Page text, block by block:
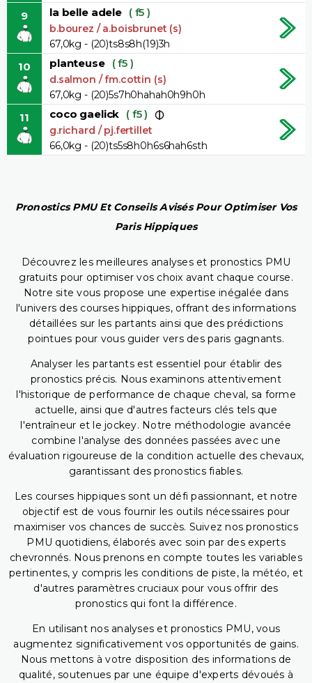
9 la belle adele ( f5 )
b.bourez / a.boisbrunet (s)
67,0kg - (20)ts8s8h(19)3h
10 planteuse ( f5 )
d.salmon / fm.cottin (s)
67,0kg - (20)5s7h0hahah0h9h0h
11 coco gaelick ( f5 )
g.richard / pj.fertillet
66,0kg - (20)ts5s8h0h6s6hah6sth
Pronostics PMU Et Conseils Avisés Pour Optimiser Vos
Paris Hippiques
Découvrez les meilleures analyses et pronostics PMU
gratuits pour optimiser vos choix avant chaque course.
Notre site vous propose une expertise inégalée dans
l'univers des courses hippiques, offrant des informations
détaillées sur les partants ainsi que des prédictions
pointues pour vous guider vers des paris gagnants.
Analyser les partants est essentiel pour établir des
pronostics précis. Nous examinons attentivement
l'historique de performance de chaque cheval, sa forme
actuelle, ainsi que d'autres facteurs clés tels que
l'entraîneur et le jockey. Notre méthodologie avancée
combine l'analyse des données passées avec une
évaluation rigoureuse de la condition actuelle des chevaux,
garantissant des pronostics fiables.
Les courses hippiques sont un défi passionnant, et notre
objectif est de vous fournir les outils nécessaires pour
maximiser vos chances de succès. Suivez nos pronostics
PMU quotidiens, élaborés avec soin par des experts
chevronnés. Nous prenons en compte toutes les variables
pertinentes, y compris les conditions de piste, la météo, et
d'autres paramètres cruciaux pour vous offrir des
pronostics qui font la différence.
En utilisant nos analyses et pronostics PMU, vous
augmentez significativement vos opportunités de gains.
Nous mettons à votre disposition des informations de
qualité, soutenues par une équipe d'experts dévoués à